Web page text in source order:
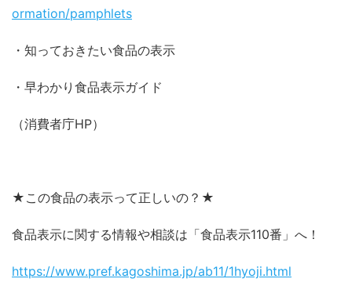
ormation/pamphlets
・知っておきたい食品の表示
・早わかり食品表示ガイド
（消費者庁HP）
★この食品の表示って正しいの？★
食品表示に関する情報や相談は「食品表示110番」へ！
https://www.pref.kagoshima.jp/ab11/1hyoji.html